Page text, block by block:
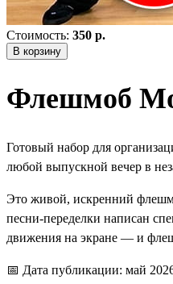
Стоимость: 350 р.
В корзину
Флешмоб
Готовый набор для
любой выпускной вечер в
Это живой, искренний
песни-переделки написан
движения на экране — и
📅 Дата публикации: май